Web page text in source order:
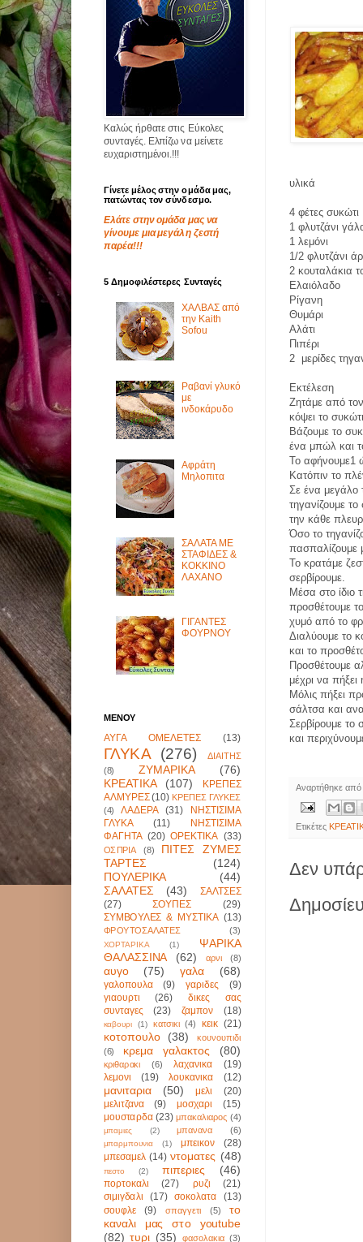
υλικά
4 φέτες συκώτι
1 φλυτζάνι
1 λεμόνι
1/2 φλυτζάνι
2 κουταλάκια
Ελαιόλαδο
Ρίγανη
Θυμάρι
Αλάτι
Πιπέρι
2 μερίδες
Εκτέλεση
Ζητάμε από
κόψει το
Βάζουμε το
ένα μπώλ και
Το αφήνουμε1
Κατόπιν το
Σε ένα μεγάλο
τηγανίζουμε
την κάθε
Όσο το
πασπαλίζουμε
Το κρατάμε
σερβίρουμε.
Μέσα στο ίδιο
προσθέτουμε
χυμό από το
Διαλύουμε το
και το
Προσθέτουμε
μέχρι να
Μόλις πήξει
σάλτσα και
Σερβίρουμε το
και
Αναρτήθηκε
Ετικέτες
Δεν
Καλώς ήρθατε στις Εύκολες
συνταγές. Ελπίζω να μείνετε
ευχαριστημένοι.!!!
Γίνετε μέλος στην ομάδα μας,
πατώντας τον σύνδεσμο.
Ελάτε στην ομάδα μας να
γίνουμε μια μεγάλη ζεστή
παρέα!!!
5 Δημοφιλέστερες Συνταγές
ΧΑΛΒΑΣ από
την Kaith
Sofou
Ραβανί γλυκό
με
ινδοκάρυδο
Αφράτη
Μηλοπιτα
ΣΑΛΑΤΑ ΜΕ
ΣΤΑΦΙΔΕΣ &
ΚΟΚΚΙΝΟ
ΛΑΧΑΝΟ
ΓΙΓΑΝΤΕΣ
ΦΟΥΡΝΟΥ
ΜΕΝΟΥ
ΑΥΓΑ ΟΜΕΛΕΤΕΣ (13)
ΓΛΥΚΑ (276)
ΔΙΑΙΤΗΣ
(8)
ΖΥΜΑΡΙΚΑ
(76)
ΚΡΕΑΤΙΚΑ
(107)
ΚΡΕΠΕΣ
ΑΛΜΥΡΕΣ (10) ΚΡΕΠΕΣ ΓΛΥΚΕΣ
(4)
ΛΑΔΕΡΑ (31)
ΝΗΣΤΙΣΙΜΑ
ΓΛΥΚΑ
(11)
ΝΗΣΤΙΣΙΜΑ
ΦΑΓΗΤΑ (20) ΟΡΕΚΤΙΚΑ (33)
ΟΣΠΡΙΑ (8)
ΠΙΤΕΣ ΖΥΜΕΣ
ΤΑΡΤΕΣ
(124)
ΠΟΥΛΕΡΙΚΑ
(44)
ΣΑΛΑΤΕΣ
(43)
ΣΑΛΤΣΕΣ
(27)
ΣΟΥΠΕΣ
(29)
ΣΥΜΒΟΥΛΕΣ & ΜΥΣΤΙΚΑ (13)
ΦΡΟΥΤΟΣΑΛΑΤΕΣ (3)
ΧΟΡΤΑΡΙΚΑ (1)
ΨΑΡΙΚΑ
ΘΑΛΑΣΣΙΝΑ
(62) αρνι (8)
αυγο (75) γαλα (68)
γαλοπουλα (9) γαριδες
(9)
γιαουρτι
(26)
δικες σας
συνταγες
(23) ζαμπον (18)
καβουρι (1) κατσικι (4) κεικ (21)
κοτοπουλο (38)
κουνουπιδι
(6)
κρεμα γαλακτος (80)
κριθαρακι (6) λαχανικα
(19)
λεμονι
(19) λουκανικα (12)
μανιταρια (50) μελι
(20)
μελιτζανα
(9) μοσχαρι
(15)
μουσταρδα (23) μπακαλιαρος (4)
μπαμιες (2) μπανανα (6)
μπαρμπουνια (1) μπεικον
(28)
μπεσαμελ (14) ντοματες (48)
πεστο (2) πιπεριες (46)
πορτοκαλι (27) ρυζι
(21)
σιμιγδαλι
(17) σοκολατα
(13)
σουφλε
(9) σπαγγετι (5)
το
καναλι μας στο youtube
(82) τυρι (35) φασολακια (3)